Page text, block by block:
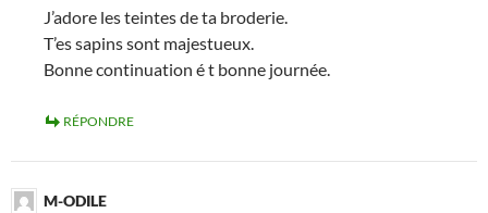
J’adore les teintes de ta broderie.
T’es sapins sont majestueux.
Bonne continuation é t bonne journée.
RÉPONDRE
M-ODILE